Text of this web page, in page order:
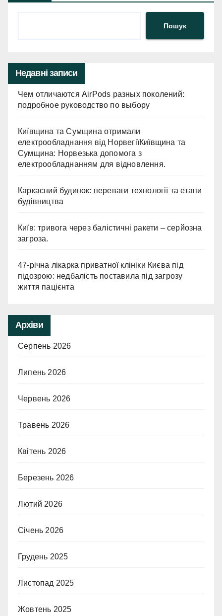
Пошук
Недавні записи
Чем отличаются AirPods разных поколений:
подробное руководство по выбору
Київщина та Сумщина отримали
електрообладнання від НорвегіїКиївщина та
Сумщина: Норвезька допомога з
електрообладнанням для відновлення.
Каркасний будинок: переваги технології та етапи
будівництва
Київ: тривога через балістичні ракети – серйозна
загроза.
47-річна лікарка приватної клініки Києва під
підозрою: недбалість поставила під загрозу
життя пацієнта
Архіви
Серпень 2026
Липень 2026
Червень 2026
Травень 2026
Квітень 2026
Березень 2026
Лютий 2026
Січень 2026
Грудень 2025
Листопад 2025
Жовтень 2025